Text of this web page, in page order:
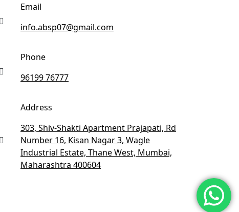
Email
info.absp07@gmail.com
Phone
96199 76777
Address
303, Shiv-Shakti Apartment Prajapati, Rd
Number 16, Kisan Nagar 3, Wagle
Industrial Estate, Thane West, Mumbai,
Maharashtra 400604